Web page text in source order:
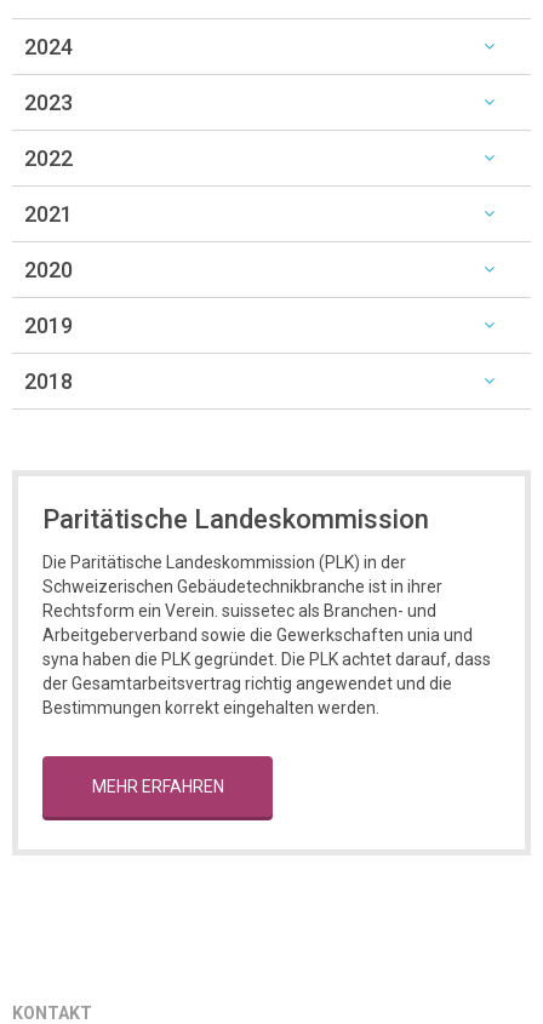
2024
2023
2022
2021
2020
2019
2018
Paritätische Landeskommission
Die Paritätische Landeskommission (PLK) in der
Schweizerischen Gebäudetechnikbranche ist in ihrer
Rechtsform ein Verein. suissetec als Branchen- und
Arbeitgeberverband sowie die Gewerkschaften unia und
syna haben die PLK gegründet. Die PLK achtet darauf, dass
der Gesamtarbeitsvertrag richtig angewendet und die
Bestimmungen korrekt eingehalten werden.
MEHR ERFAHREN
KONTAKT